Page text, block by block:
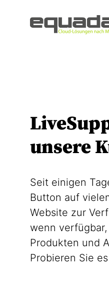
unsere
Seit einigen
Button auf
Website zur
wenn
Produkten und
Probieren Sie